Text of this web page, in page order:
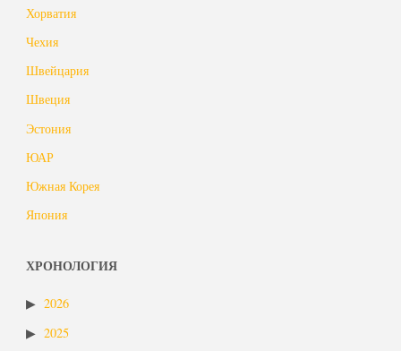
Хорватия
Чехия
Швейцария
Швеция
Эстония
ЮАР
Южная Корея
Япония
ХРОНОЛОГИЯ
2026
2025